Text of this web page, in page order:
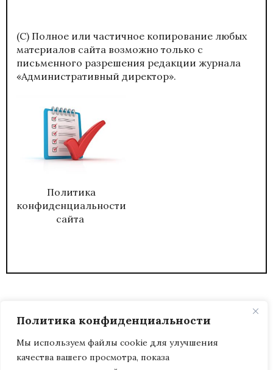
Политика конфиденциальности
Мы используем файлы cookie для улучшения
качества вашего просмотра, показа
(С) Полное или частичное копирование любых
материалов сайта возможно только с
письменного разрешения редакции журнала
«Административный директор».
Политика
конфиденциальности
сайта